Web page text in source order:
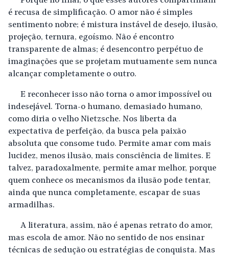
é recusa de simplificação. O amor não é simples
sentimento nobre; é mistura instável de desejo, ilusão,
projeção, ternura, egoísmo. Não é encontro
transparente de almas; é desencontro perpétuo de
imaginações que se projetam mutuamente sem nunca
alcançar completamente o outro.
E reconhecer isso não torna o amor impossível ou
indesejável. Torna-o humano, demasiado humano,
como diria o velho Nietzsche. Nos liberta da
expectativa de perfeição, da busca pela paixão
absoluta que consome tudo. Permite amar com mais
lucidez, menos ilusão, mais consciência de limites. E
talvez, paradoxalmente, permite amar melhor, porque
quem conhece os mecanismos da ilusão pode tentar,
ainda que nunca completamente, escapar de suas
armadilhas.
A literatura, assim, não é apenas retrato do amor,
mas escola de amor. Não no sentido de nos ensinar
técnicas de sedução ou estratégias de conquista. Mas